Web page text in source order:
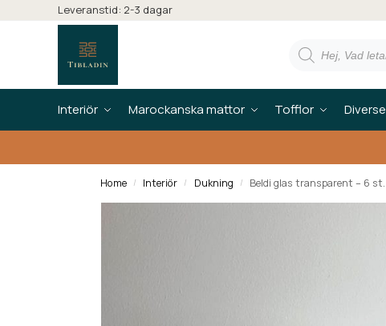
Leveranstid: 2-3 dagar
Interiör Marockanska mattor Tofflor Diverse
Home / Interiör / Dukning / Beldi glas transparent – 6 st.